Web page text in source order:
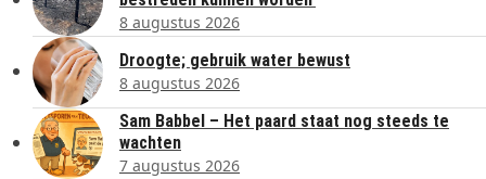
8 augustus 2026
Droogte; gebruik water bewust
8 augustus 2026
Sam Babbel – Het paard staat nog steeds te
wachten
7 augustus 2026